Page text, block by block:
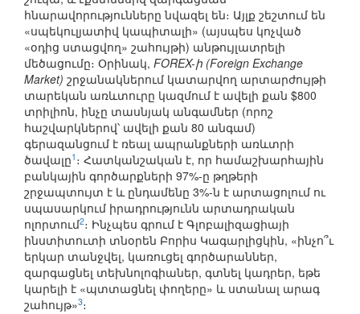
հնարավորությունները նվազել են։ Այլք շեշտում են
«սպեկուլյատիվ կապիտալի» (այսպես կոչված
«օդից ստացվող» շահույթի) անթույլատրելի
մեծացումը։ Օրինակ, FOREX-ի (Foreign Exchange
Market) շրջանակներում կատարվող արտարժույթի
տարեկան առևտուրը կազմում է ավելի քան $800
տրիլիոն, ինչը տասնյակ անգամներ (որոշ
հաշվարկներով՝ ավելի քան 80 անգամ)
գերազանցում է ռեալ ապրանքների առևտրի
ծավալը1 ։ Հատկանշական է, որ համաշխարհային
բանկային գործարքների 97%-ը թղթերի
շրջապտույտ է և ընդամենը 3%-ն է արտացոլում ու
սպասարկում իրադրությունն արտադրական
ոլորտում2։ Ինչպես գրում է Գլոբալիզացիայի
ինստիտուտի տնօրեն Բորիս Կագարլիցկին, «ինչո՞ւ
երկար տանջվել, կառուցել գործարաններ,
զարգացնել տեխնոլոգիաներ, գտնել կադրեր, եթե
կարելի է «պտտացնել փողերը» և ստանալ արագ
շահույթ»3։